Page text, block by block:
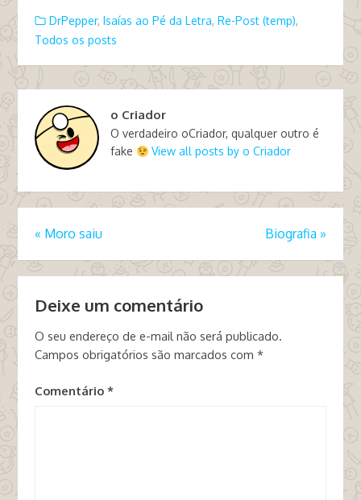
DrPepper, Isaías ao Pé da Letra, Re-Post (temp),
Todos os posts
o Criador
O verdadeiro oCriador, qualquer outro é
fake
View all posts by o Criador
« Moro saiu Biografia »
Deixe um comentário
O seu endereço de e-mail não será publicado.
Campos obrigatórios são marcados com *
Comentário *